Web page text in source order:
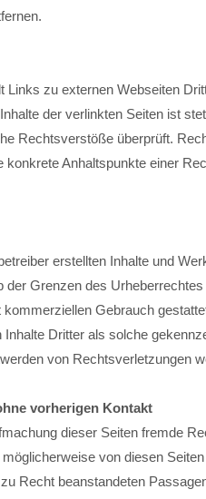
600
amet, consectetuer adipiscing
eget dolor. Aenean massa.
Links zu externen Webseiten
der verlinkten Seiten ist
Rechtsverstöße überprüft.
konkrete Anhaltspunkte einer
erstellten Inhalte und
der Grenzen des
Gebrauch
Inhalte Dritter als solche
von Rechtsverletzungen
vorherigen Kontakt
dieser Seiten fremde
von diesen
Recht beanstandeten